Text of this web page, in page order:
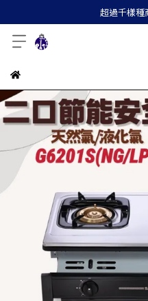
超過千樣種